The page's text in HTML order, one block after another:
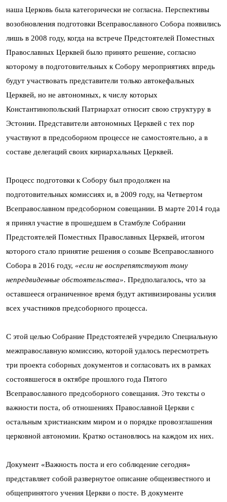
наша Церковь была категорически не согласна. Перспективы
возобновления подготовки Всеправославного Собора появились
лишь в 2008 году, когда на встрече Предстоятелей Поместных
Православных Церквей было принято решение, согласно
которому в подготовительных к Собору мероприятиях впредь
будут участвовать представители только автокефальных
Церквей, но не автономных, к числу которых
Константинопольский Патриархат относит свою структуру в
Эстонии. Представители автономных Церквей с тех пор
участвуют в предсоборном процессе не самостоятельно, а в
составе делегаций своих кириархальных Церквей.
Процесс подготовки к Собору был продолжен на
подготовительных комиссиях и, в 2009 году, на Четвертом
Всеправославном предсоборном совещании. В марте 2014 года
я принял участие в прошедшем в Стамбуле Собрании
Предстоятелей Поместных Православных Церквей, итогом
которого стало принятие решения о созыве Всеправославного
Собора в 2016 году, «если не воспрепятствуют тому
непредвиденные обстоятельства». Предполагалось, что за
оставшееся ограниченное время будут активизированы усилия
всех участников предсоборного процесса.
С этой целью Собрание Предстоятелей учредило Специальную
межправославную комиссию, которой удалось пересмотреть
три проекта соборных документов и согласовать их в рамках
состоявшегося в октябре прошлого года Пятого
Всеправославного предсоборного совещания. Это тексты о
важности поста, об отношениях Православной Церкви с
остальным христианским миром и о порядке провозглашения
церковной автономии. Кратко остановлюсь на каждом их них.
Документ «Важность поста и его соблюдение сегодня»
представляет собой развернутое описание общеизвестного и
общепринятого учения Церкви о посте. В документе